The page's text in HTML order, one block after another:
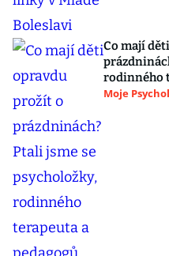
Co mají
rodinného
Moje